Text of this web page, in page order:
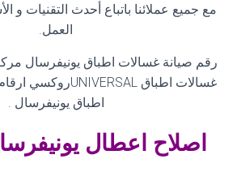
مع جميع عملائنا باتباع أحدث التقنيات و
العمل
رقم صيانة غسالات اطباق يونيفرسال
غسالات اطباق
روكسي
اطباق يونيفرسال
اصلاح اعطال